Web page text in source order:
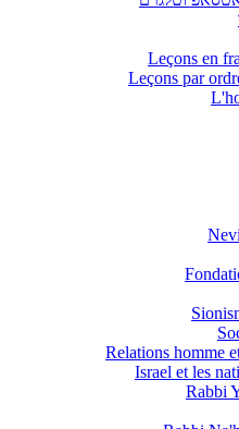
Leçons en
Leçons par
Relations homme
Israel et les
Rabbi